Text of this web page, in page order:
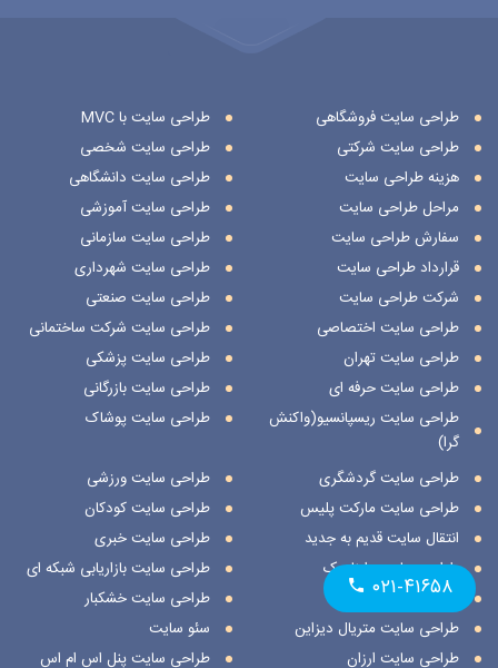
طراحی سایت فروشگاهی
طراحی سایت شرکتی
هزینه طراحی سایت
مراحل طراحی سایت
سفارش طراحی سایت
قرارداد طراحی سایت
شرکت طراحی سایت
طراحی سایت اختصاصی
طراحی سایت تهران
طراحی سایت حرفه ای
طراحی سایت ریسپانسیو(واکنش
گرا)
طراحی سایت با MVC
طراحی سایت شخصی
طراحی سایت دانشگاهی
طراحی سایت آموزشی
طراحی سایت سازمانی
طراحی سایت شهرداری
طراحی سایت صنعتی
طراحی سایت شرکت ساختمانی
طراحی سایت پزشکی
طراحی سایت بازرگانی
طراحی سایت پوشاک
طراحی سایت گردشگری
طراحی سایت مارکت پلیس
انتقال سایت قدیم به جدید
طراحی سایت داینامیک
طراحی سایت استاتیک
طراحی سایت متریال دیزاین
طراحی سایت ارزان
طراحی سایت ورزشی
طراحی سایت کودکان
طراحی سایت خبری
طراحی سایت بازاریابی شبکه ای
طراحی سایت خشکبار
سئو سایت
طراحی سایت پنل اس ام اس
۰۲۱-۴۱۶۵۸